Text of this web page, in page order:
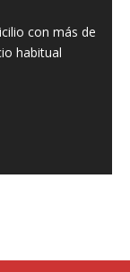
con más de
habitual